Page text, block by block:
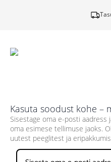
Kasuta soodust kohe –
Sisestage oma e-posti aadress
oma esimese tellimuse jaoks.
uutest peeglitest ja